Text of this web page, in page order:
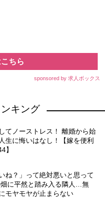
ちら
sponsored by 求人ボックス
キング
てノーストレス！ 離婚から始
生に悔いはなし！【嫁を便利
】
ね？」って絶対悪いと思って
に平然と踏み入る隣人…無
モヤモヤが止まらない